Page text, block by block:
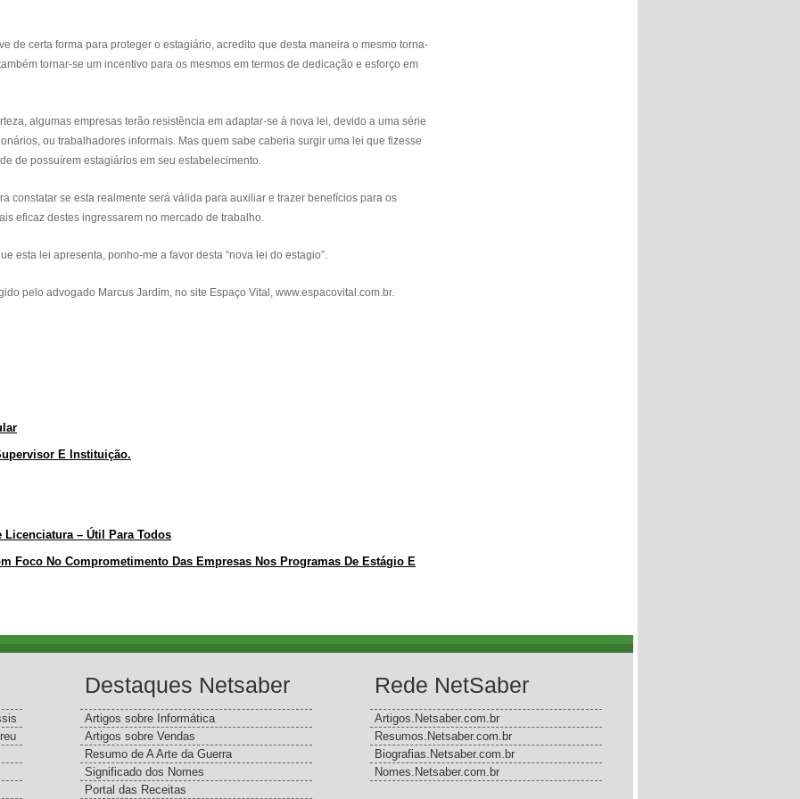
certa forma para proteger o estagiário, acredito que desta maneira o mesmo torna-
tornar-se um incentivo para os mesmos em termos de dedicação e esforço em
algumas empresas terão resistência em adaptar-se à nova lei, devido a uma série
ou trabalhadores informais. Mas quem sabe caberia surgir uma lei que fizesse
de possuírem estagiários em seu estabelecimento.
se esta realmente será válida para auxiliar e trazer benefícios para os
eficaz destes ingressarem no mercado de trabalho.
lei apresenta, ponho-me a favor desta “nova lei do estagio”.
pelo advogado Marcus Jardim, no site Espaço Vital, www.espacovital.com.br.
E Instituição.
– Útil Para Todos
Foco No Comprometimento Das Empresas Nos Programas De Estágio E
Destaques Netsaber
Artigos sobre Informática
Artigos sobre Vendas
Resumo de A Arte da Guerra
Significado dos Nomes
Portal das Receitas
Rede NetSaber
Artigos.Netsaber.com.br
Resumos.Netsaber.com.br
Biografias.Netsaber.com.br
Nomes.Netsaber.com.br